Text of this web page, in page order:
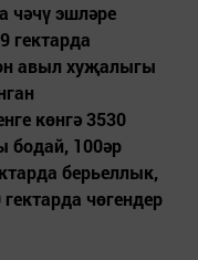
чәчү эшләре
гектарда
авыл хуҗалыгы
көнгә 3530
бодай, 100әр
берьеллык,
чөгендер